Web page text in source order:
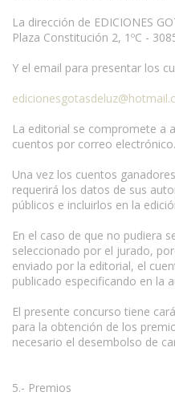
La dirección de EDICIONES
Plaza Constitución 2, 1ºC -
Y el email para presentar los
La editorial se compromete a
cuentos por correo electrónico.
Una vez los cuentos
requerirá los datos de sus
públicos e incluirlos en la
En el caso de que no pudiera
seleccionado por el jurado,
enviado por la editorial, el
publicado especificando en la
El presente concurso tiene
para la obtención de los
necesario el desembolso de
5.- Premios